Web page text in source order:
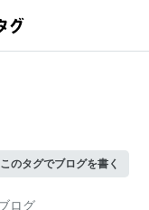
このタグでブログを書く
ログ